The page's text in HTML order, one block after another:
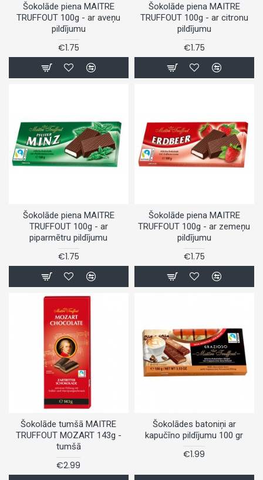
Šokolāde piena MAITRE
TRUFFOUT 100g - ar aveņu
pildījumu
€1.75
Šokolāde piena MAITRE
TRUFFOUT 100g - ar citronu
pildījumu
€1.75
Šokolāde piena MAITRE
TRUFFOUT 100g - ar
piparmētru pildījumu
€1.75
Šokolāde piena MAITRE
TRUFFOUT 100g - ar zemeņu
pildījumu
€1.75
Šokolāde tumšā MAITRE
TRUFFOUT MOZART 143g -
tumšā
€2.99
Šokolādes batoniņi ar
kapučīno pildījumu 100 gr
€1.99